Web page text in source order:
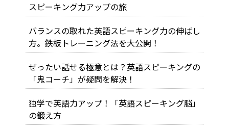
スピーキング力アップの旅
バランスの取れた英語スピーキング力の伸ばし
方。鉄板トレーニング法を大公開！
ぜったい話せる極意とは？英語スピーキングの
「鬼コーチ」が疑問を解決！
独学で英語力アップ！「英語スピーキング脳」
の鍛え方